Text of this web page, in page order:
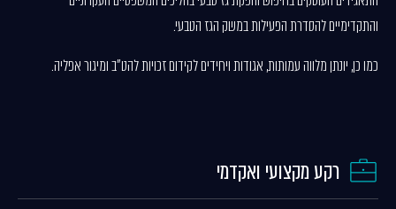
והתקדימיים להסדרת הפעילות במשק הגז הטבעי.
כמו כן, יונתן מלווה עמותות, אגודות ויחידים לקידום זכויות להט"ב ומיגור אפליה.
רקע מקצועי ואקדמי